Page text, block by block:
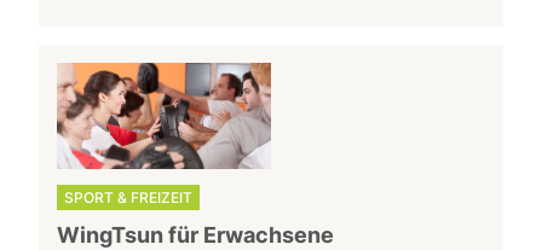
SPORT & FREIZEIT
WingTsun für Erwachsene